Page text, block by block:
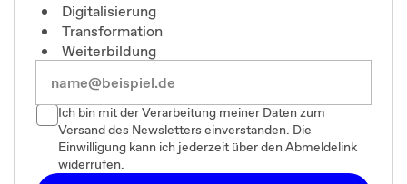
Digitalisierung
Transformation
Weiterbildung
Ich bin mit der Verarbeitung meiner Daten zum
Versand des Newsletters einverstanden. Die
Einwilligung kann ich jederzeit über den Abmeldelink
widerrufen.